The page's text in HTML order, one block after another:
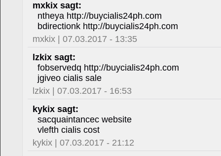
mxkix sagt:
ntheya http://buycialis24ph.com
bdirectionk http://buycialis24ph.com
mxkix | 07.03.2017 - 13:35
lzkix sagt:
fobservedq http://buycialis24ph.com
jgiveo cialis sale
lzkix | 07.03.2017 - 16:53
kykix sagt:
sacquaintancec website
vlefth cialis cost
kykix | 07.03.2017 - 21:12